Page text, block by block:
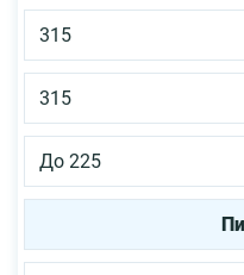
315
315
До 225